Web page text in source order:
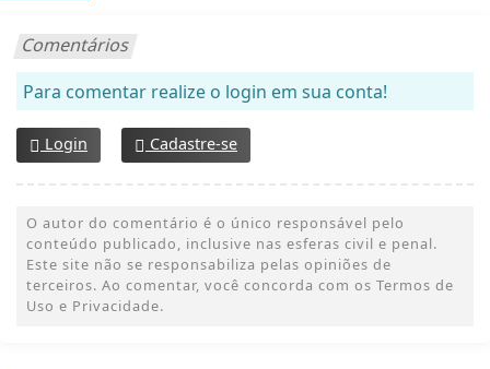
Comentários
Para comentar realize o login em sua conta!
Login Cadastre-se
O autor do comentário é o único responsável pelo
conteúdo publicado, inclusive nas esferas civil e penal.
Este site não se responsabiliza pelas opiniões de
terceiros. Ao comentar, você concorda com os Termos de
Uso e Privacidade.